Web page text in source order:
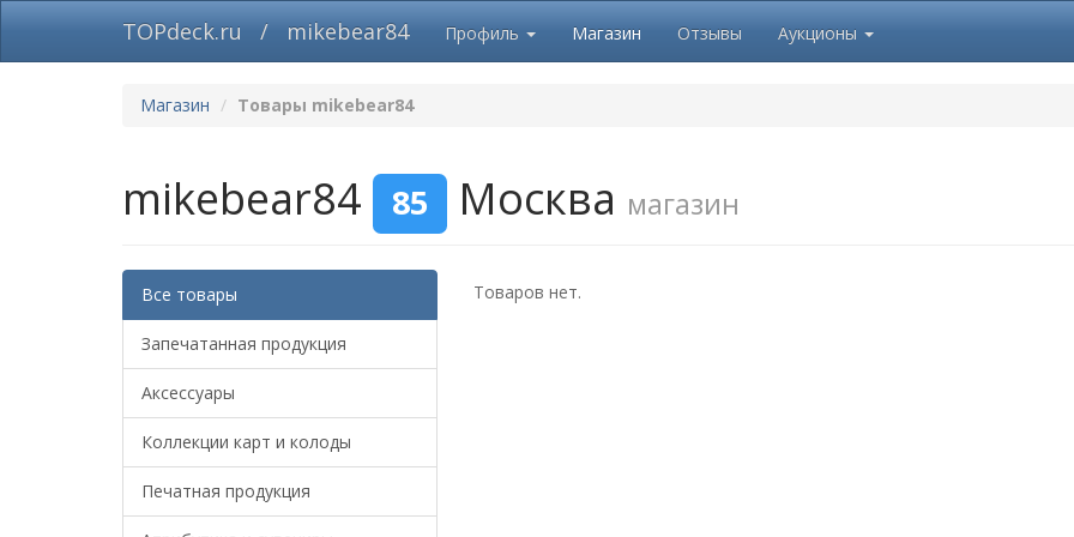
TOPdeck.ru / mikebear84 Профиль Магазин Отзывы Аукционы
Магазин Товары mikebear84
mikebear84 85 Москва магазин
Все товары
Запечатанная продукция
Аксессуары
Коллекции карт и колоды
Печатная продукция
Товаров нет.